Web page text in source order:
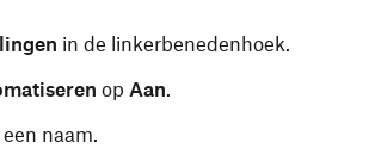
in de linkerbenedenhoek.
op Aan.
naam.